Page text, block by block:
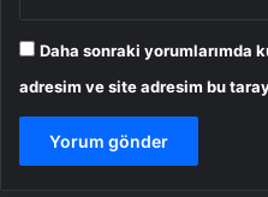
Daha sonraki yorumlarımda
adresim ve site adresim bu